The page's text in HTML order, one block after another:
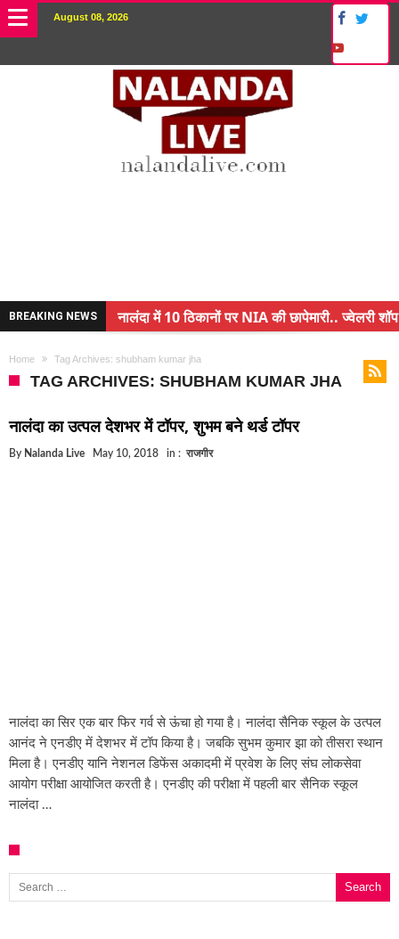
August 08, 2026
BREAKING NEWS
नालंदा में 10 ठिकानों पर NIA की छापेमारी.. ज्वेलरी शॉप
अंचल पदाधिकारी (CO) बर्खास्त.. फर्जीवाड़ा कर पाई थी
बिहार में एक और सिक्स लेन की मंजूरी.. जानिए किन-किन
Home Tag Archives: shubham kumar jha
TAG ARCHIVES: SHUBHAM KUMAR JHA
नालंदा का उत्पल देशभर में टॉपर, शुभम बने थर्ड टॉपर
By Nalanda Live May 10, 2018 in : राजगीर
नालंदा का सिर एक बार फिर गर्व से ऊंचा हो गया है। नालंदा सैनिक स्कूल के उत्पल
आनंद ने एनडीए में देशभर में टॉप किया है। जबकि सुभम कुमार झा को तीसरा स्थान
मिला है। एनडीए यानि नेशनल डिफेंस अकादमी में प्रवेश के लिए संघ लोकसेवा
आयोग परीक्षा आयोजित करती है। एनडीए की परीक्षा में पहली बार सैनिक स्कूल
नालंदा …
Search for: